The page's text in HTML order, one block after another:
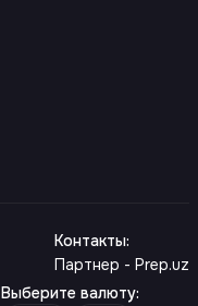
Контакты:
Партнер - Prep.uz
Выберите валюту: